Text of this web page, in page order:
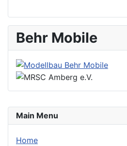
Main Menu
Home
Behr Mobile